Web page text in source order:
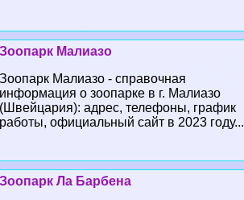
Зоопарк Малиазо
Зоопарк Малиазо - справочная
информация о зоопарке в г. Малиазо
(Швейцария): адрес, телефоны, график
работы, официальный сайт в 2023 году...
Зоопарк Ла Барбена